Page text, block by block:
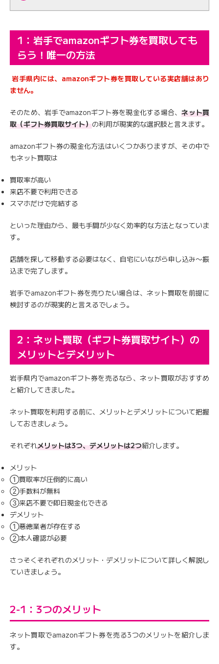
1：岩手でamazonギフト券を買取しても
らう！唯一の方法
岩手県内には、amazonギフト券を買取している実店舗はあり
ません。
そのため、岩手でamazonギフト券を現金化する場合、ネット買
取（ギフト券買取サイト）の利用が現実的な選択肢と言えます。
amazonギフト券の現金化方法はいくつかありますが、その中で
もネット買取は
買取率が高い
来店不要で利用できる
スマホだけで完結する
といった理由から、最も手間が少なく効率的な方法となっていま
す。
店舗を探して移動する必要はなく、自宅にいながら申し込み〜振
込まで完了します。
岩手でamazonギフト券を売りたい場合は、ネット買取を前提に
検討するのが現実的と言えるでしょう。
2：ネット買取（ギフト券買取サイト）の
メリットとデメリット
岩手県内でamazonギフト券を売るなら、ネット買取がおすすめ
と紹介してきました。
ネット買取を利用する前に、メリットとデメリットについて把握
しておきましょう。
それぞれメリットは3つ、デメリットは2つ紹介します。
メリット
①買取率が圧倒的に高い
②手数料が無料
③来店不要で即日現金化できる
デメリット
①悪徳業者が存在する
②本人確認が必要
さっそくそれぞれのメリット・デメリットについて詳しく解説し
ていきましょう。
2-1：3つのメリット
ネット買取でamazonギフト券を売る3つのメリットを紹介しま
す。